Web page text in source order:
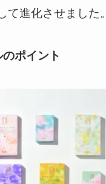
て進化させました。
ポイント